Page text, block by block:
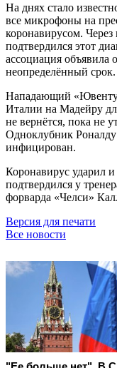
На днях стало
все микрофоны на
коронавирусом. Через
подтвердился этот
ассоциация объявила
неопределённый срок.
Нападающий
Италии на Мадейру
не вернётся, пока не
Одноклубник
инфицирован.
Коронавирус ударил
подтвердился у
форварда «Челси»
Версия для печати
Все новости